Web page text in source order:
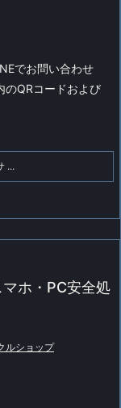
でお問い合わせ
のQRコードおよび
...
ホ・PC安全処
ルショップ